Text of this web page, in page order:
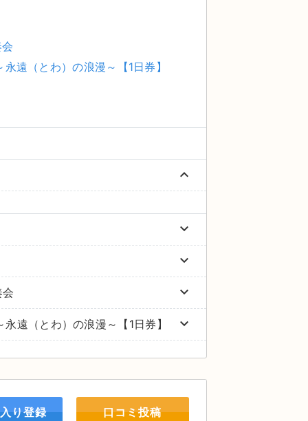
遠（とわ）の浪漫～【1日券】
keyboard_arrow_up
keyboard_arrow_down
keyboard_arrow_down
keyboard_arrow_down
遠（とわ）の浪漫～【1日券】 keyboard_arrow_down
り登録 口コミ投稿